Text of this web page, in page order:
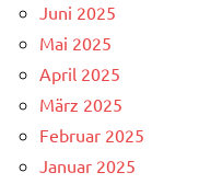
Juni 2025
Mai 2025
April 2025
März 2025
Februar 2025
Januar 2025